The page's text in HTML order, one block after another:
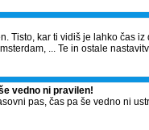
Tisto, kar ti vidiš je lahko čas
... Te in ostale
vedno ni pravilen!
pas, čas pa še vedno ni